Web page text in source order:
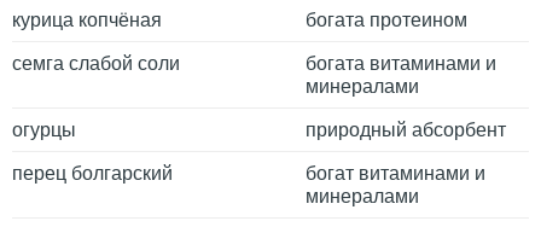
курица копчёная богата протеином
семга слабой соли
богата витаминами и
минералами
огурцы природный абсорбент
перец болгарский
богат витаминами и
минералами